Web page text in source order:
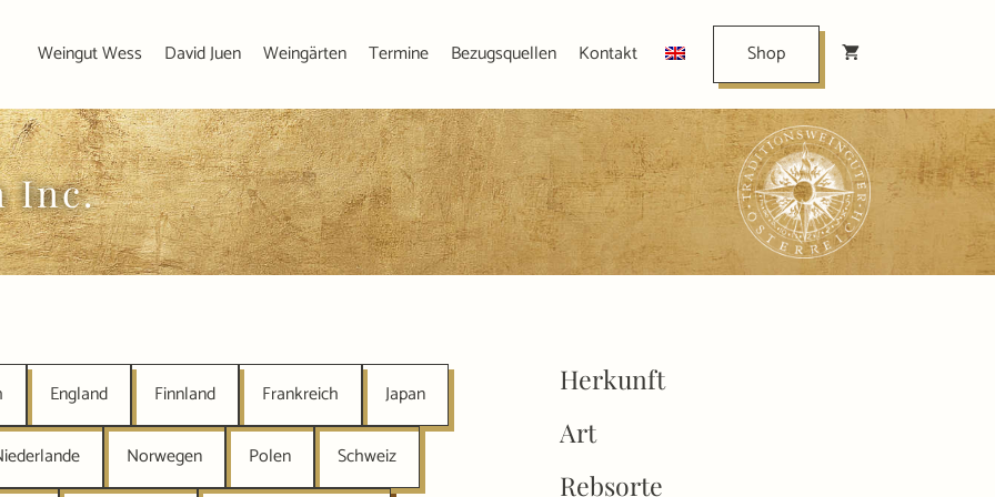
Weingut Wess David Juen Weingärten Termine Bezugsquellen Kontakt Shop
Inc.
England Finnland Frankreich Japan
Norwegen Polen Schweiz
Herkunft
Art
Rebsorte